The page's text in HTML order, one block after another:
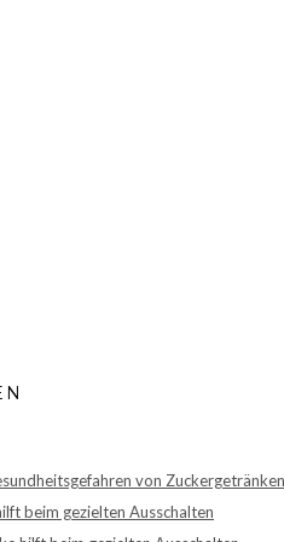
von Zuckergetränken
beim gezielten Ausschalten